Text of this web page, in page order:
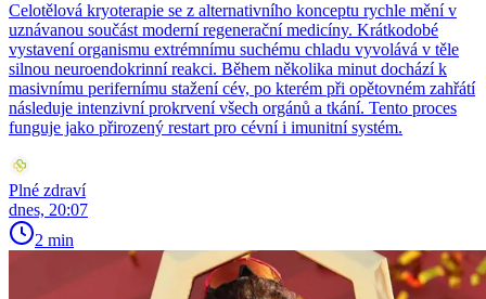
Celotělová kryoterapie se z alternativního konceptu rychle mění v
uznávanou součást moderní regenerační medicíny. Krátkodobé
vystavení organismu extrémnímu suchému chladu vyvolává v těle
silnou neuroendokrinní reakci. Během několika minut dochází k
masivnímu perifernímu stažení cév, po kterém při opětovném zahřátí
následuje intenzivní prokrvení všech orgánů a tkání. Tento proces
funguje jako přirozený restart pro cévní i imunitní systém.
Plné zdraví
dnes, 20:07
2 min